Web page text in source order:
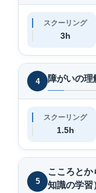
スクーリング
3h
4 障がいの理
スクーリング
1.5h
5
こころと
知識の学習